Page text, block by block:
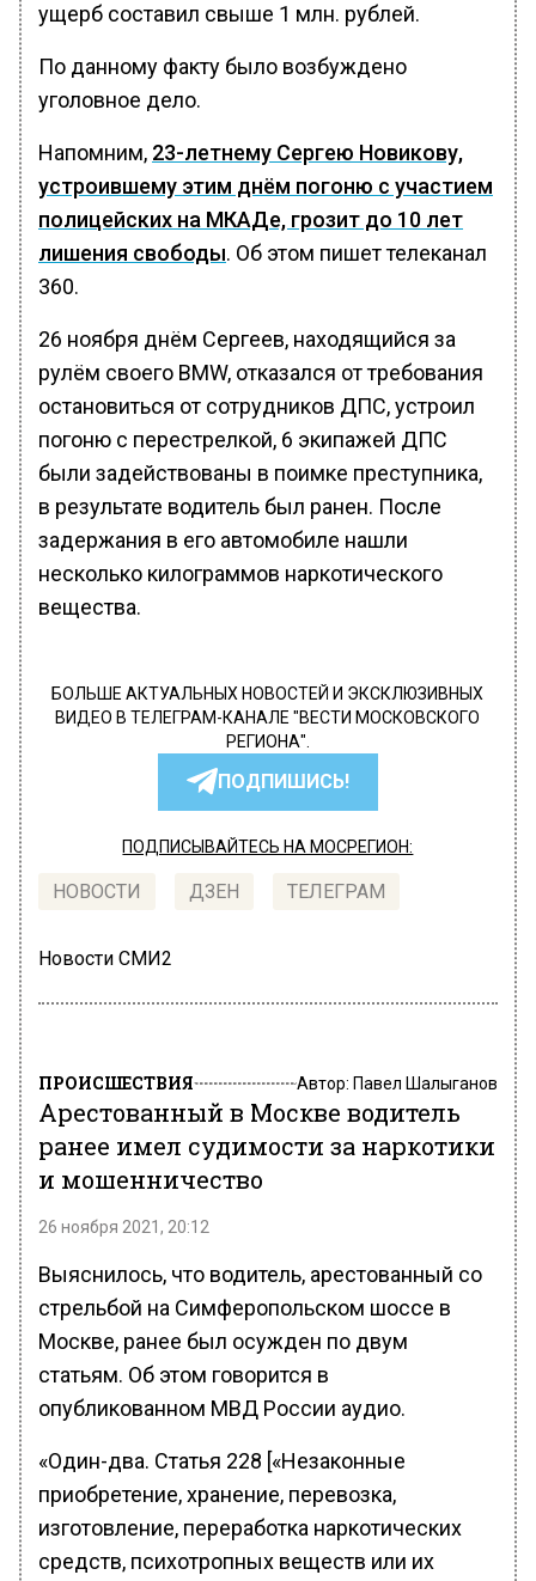
ущерб составил свыше 1 млн. рублей.
По данному факту было возбуждено
уголовное дело.
Напомним, 23-летнему Сергею Новикову,
устроившему этим днём погоню с участием
полицейских на МКАДе, грозит до 10 лет
лишения свободы. Об этом пишет телеканал
360.
26 ноября днём Сергеев, находящийся за
рулём своего BMW, отказался от требования
остановиться от сотрудников ДПС, устроил
погоню с перестрелкой, 6 экипажей ДПС
были задействованы в поимке преступника,
в результате водитель был ранен. После
задержания в его автомобиле нашли
несколько килограммов наркотического
вещества.
БОЛЬШЕ АКТУАЛЬНЫХ НОВОСТЕЙ И ЭКСКЛЮЗИВНЫХ
ВИДЕО В ТЕЛЕГРАМ-КАНАЛЕ "ВЕСТИ МОСКОВСКОГО
РЕГИОНА".
ПОДПИШИСЬ!
ПОДПИСЫВАЙТЕСЬ НА МОСРЕГИОН:
НОВОСТИ ДЗЕН ТЕЛЕГРАМ
Новости СМИ2
ПРОИСШЕСТВИЯ Автор: Павел Шалыганов
Арестованный в Москве водитель
ранее имел судимости за наркотики
и мошенничество
26 ноября 2021, 20:12
Выяснилось, что водитель, арестованный со
стрельбой на Симферопольском шоссе в
Москве, ранее был осужден по двум
статьям. Об этом говорится в
опубликованном МВД России аудио.
«Один-два. Статья 228 [«Незаконные
приобретение, хранение, перевозка,
изготовление, переработка наркотических
средств, психотропных веществ или их